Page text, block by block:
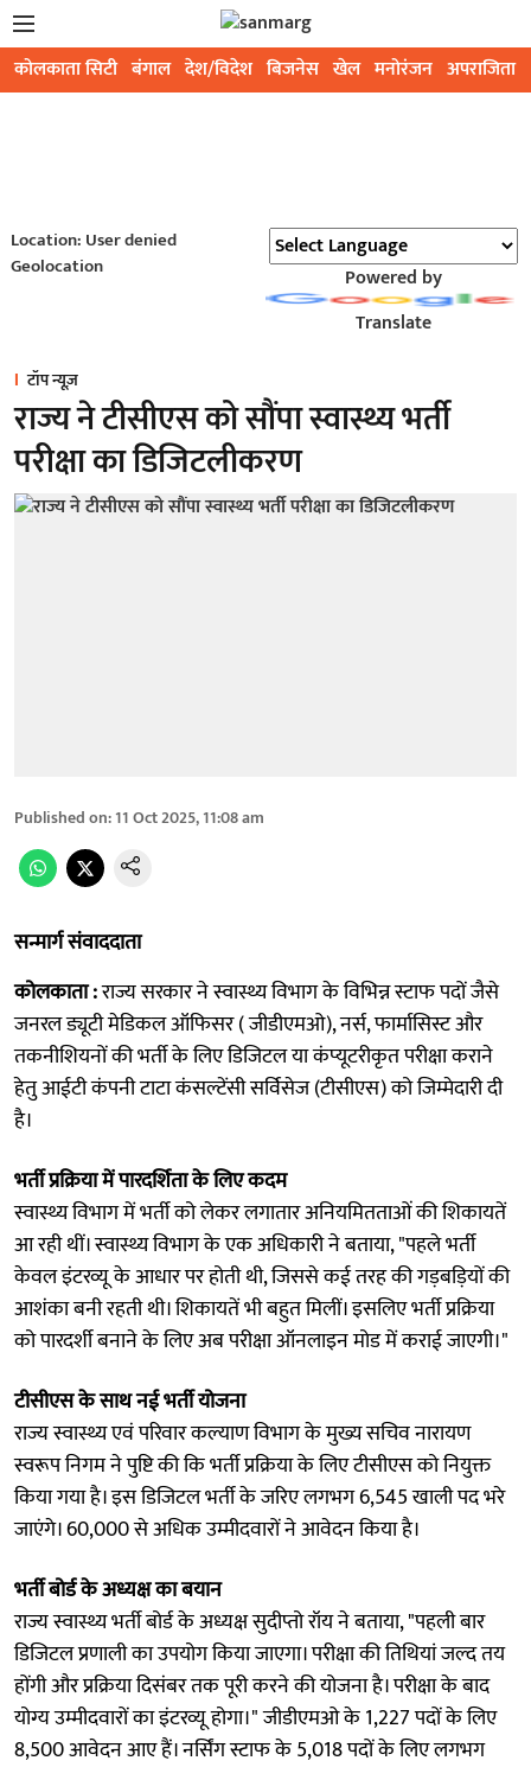
कोलकाता सिटी बंगाल देश/विदेश बिजनेस खेल मनोरंजन अपराजिता
Location: User denied
Geolocation
Powered by
Translate
टॉप न्यूज़
राज्य ने टीसीएस को सौंपा स्वास्थ्य भर्ती
परीक्षा का डिजिटलीकरण
Published on:11 Oct 2025, 11:08 am
सन्मार्ग संवाददाता
कोलकाता :राज्य सरकार ने स्वास्थ्य विभाग के विभिन्न स्टाफ पदों जैसे
जनरल ड्यूटी मेडिकल ऑफिसर ( जीडीएमओ), नर्स, फार्मासिस्ट और
तकनीशियनों की भर्ती के लिए डिजिटल या कंप्यूटरीकृत परीक्षा कराने
हेतु आईटी कंपनी टाटा कंसल्टेंसी सर्विसेज (टीसीएस) को जिम्मेदारी दी
है।
भर्ती प्रक्रिया में पारदर्शिता के लिए कदम
स्वास्थ्य विभाग में भर्ती को लेकर लगातार अनियमितताओं की शिकायतें
आ रही थीं। स्वास्थ्य विभाग के एक अधिकारी ने बताया, "पहले भर्ती
केवल इंटरव्यू के आधार पर होती थी, जिससे कई तरह की गड़बड़ियों की
आशंका बनी रहती थी। शिकायतें भी बहुत मिलीं। इसलिए भर्ती प्रक्रिया
को पारदर्शी बनाने के लिए अब परीक्षा ऑनलाइन मोड में कराई जाएगी।"
टीसीएस के साथ नई भर्ती योजना
राज्य स्वास्थ्य एवं परिवार कल्याण विभाग के मुख्य सचिव नारायण
स्वरूप निगम ने पुष्टि की कि भर्ती प्रक्रिया के लिए टीसीएस को नियुक्त
किया गया है। इस डिजिटल भर्ती के जरिए लगभग 6,545 खाली पद भरे
जाएंगे। 60,000 से अधिक उम्मीदवारों ने आवेदन किया है।
भर्ती बोर्ड के अध्यक्ष का बयान
राज्य स्वास्थ्य भर्ती बोर्ड के अध्यक्ष सुदीप्तो रॉय ने बताया, "पहली बार
डिजिटल प्रणाली का उपयोग किया जाएगा। परीक्षा की तिथियां जल्द तय
होंगी और प्रक्रिया दिसंबर तक पूरी करने की योजना है। परीक्षा के बाद
योग्य उम्मीदवारों का इंटरव्यू होगा।" जीडीएमओ के 1,227 पदों के लिए
8,500 आवेदन आए हैं। नर्सिंग स्टाफ के 5,018 पदों के लिए लगभग